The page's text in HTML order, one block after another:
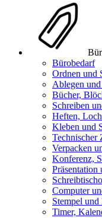
Bürobedarf
Ordnen und
Ablegen
Bücher,
Schreiben
Heften,
Kleben und
Technischer
Verpacken
Konferenz,
Präsentation
Computer
Stempel
Timer,